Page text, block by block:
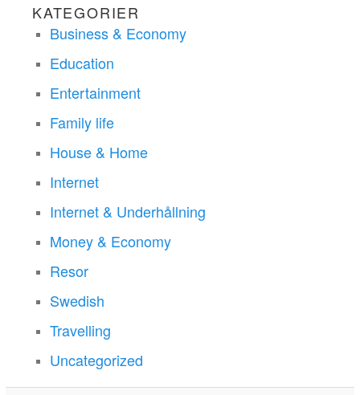
KATEGORIER
Business & Economy
Education
Entertainment
Family life
House & Home
Internet
Internet & Underhållning
Money & Economy
Resor
Swedish
Travelling
Uncategorized